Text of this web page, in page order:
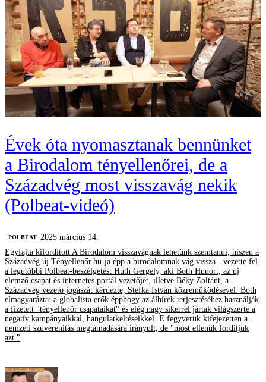
Évek óta nyomasztanak bennünket
a Birodalom tényellenőrei, de a
Századvég most visszavág nekik
(Polbeat-videó)
‎POLBEAT
2025 március 14.
Egyfajta kifordított A Birodalom visszavágnak lehetünk szemtanúi, hiszen a
Századvég új Tényellenőr.hu-ja épp a birodalomnak vág vissza - vezette fel
a legutóbbi Polbeat-beszélgetést Huth Gergely, aki Both Hunort, az új
elemző csapat és internetes portál vezetőjét, illetve Béky Zoltánt, a
Századvég vezető jogászát kérdezte, Stefka István közreműködésével. Both
elmagyarázta: a globalista erők épphogy az álhírek terjesztéséhez használják
a fizetett "tényellenőr csapataikat" és elég nagy sikerrel jártak világszerte a
negatív kampányaikkal, hangulatkeltéseikkel. E fegyverük kifejezetten a
nemzeti szuverenitás megtámadására irányult, de "most ellenük fordítjuk
azt."